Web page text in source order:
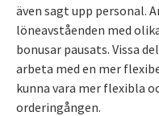
även sagt upp personal.
löneavståenden med
bonusar pausats. Vissa
arbeta med en mer
kunna vara mer flexibla
orderingången.